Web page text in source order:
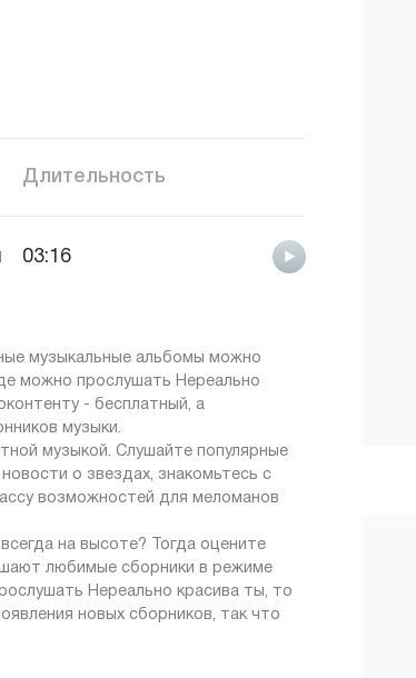
Длительность
03:16
музыкальные альбомы можно
можно прослушать Нереально
- бесплатный, а
музыки.
музыкой. Слушайте популярные
о звездах, знакомьтесь с
возможностей для меломанов
на высоте? Тогда оцените
любимые сборники в режиме
Нереально красива ты, то
новых сборников, так что